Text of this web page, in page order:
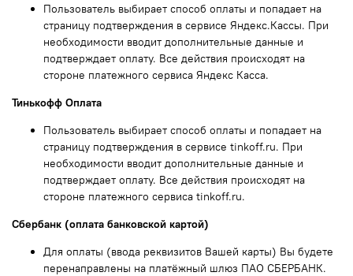
Пользователь выбирает способ оплаты и попадает на
страницу подтверждения в сервисе Яндекс.Кассы. При
необходимости вводит дополнительные данные и
подтверждает оплату. Все действия происходят на
стороне платежного сервиса Яндекс Касса.
Тинькофф Оплата
Пользователь выбирает способ оплаты и попадает на
страницу подтверждения в сервисе tinkoff.ru. При
необходимости вводит дополнительные данные и
подтверждает оплату. Все действия происходят на
стороне платежного сервиса tinkoff.ru.
Сбербанк (оплата банковской картой)
Для оплаты (ввода реквизитов Вашей карты) Вы будете
перенаправлены на платёжный шлюз ПАО СБЕРБАНК.